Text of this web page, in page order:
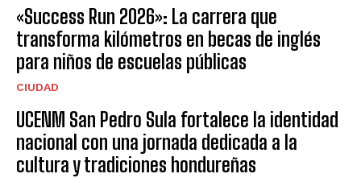
«Success Run 2026»: La carrera que
transforma kilómetros en becas de inglés
para niños de escuelas públicas
CIUDAD
UCENM San Pedro Sula fortalece la identidad
nacional con una jornada dedicada a la
cultura y tradiciones hondureñas